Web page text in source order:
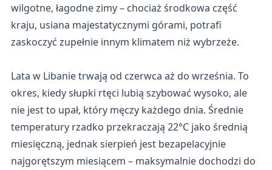
wilgotne, łagodne zimy – chociaż środkowa część
kraju, usiana majestatycznymi górami, potrafi
zaskoczyć zupełnie innym klimatem niż wybrzeże.
Lata w Libanie trwają od czerwca aż do września. To
okres, kiedy słupki rtęci lubią szybować wysoko, ale
nie jest to upał, który męczy każdego dnia. Średnie
temperatury rzadko przekraczają 22°C jako średnią
miesięczną, jednak sierpień jest bezapelacyjnie
najgorętszym miesiącem – maksymalnie dochodzi do